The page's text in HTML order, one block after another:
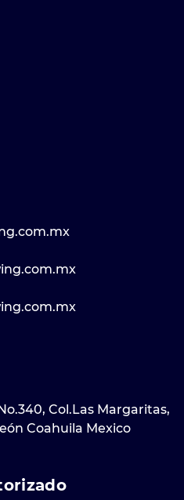
Col.Las Margaritas,
Coahuila Mexico